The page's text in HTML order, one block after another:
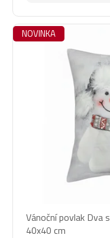
NOVINKA
Vánoční povlak Dva
40x40 cm